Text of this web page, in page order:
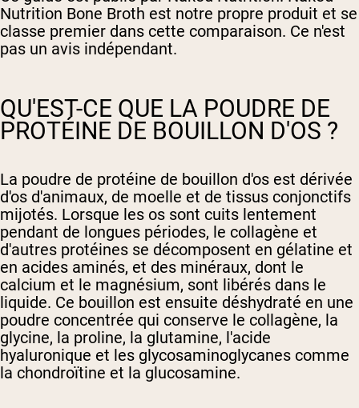
Nutrition Bone Broth est notre propre produit et se
classe premier dans cette comparaison. Ce n'est
pas un avis indépendant.
QU'EST-CE QUE LA POUDRE DE
PROTÉINE DE BOUILLON D'OS ?
La poudre de protéine de bouillon d'os est dérivée
d'os d'animaux, de moelle et de tissus conjonctifs
mijotés. Lorsque les os sont cuits lentement
pendant de longues périodes, le collagène et
d'autres protéines se décomposent en gélatine et
en acides aminés, et des minéraux, dont le
calcium et le magnésium, sont libérés dans le
liquide. Ce bouillon est ensuite déshydraté en une
poudre concentrée qui conserve le collagène, la
glycine, la proline, la glutamine, l'acide
hyaluronique et les glycosaminoglycanes comme
la chondroïtine et la glucosamine.